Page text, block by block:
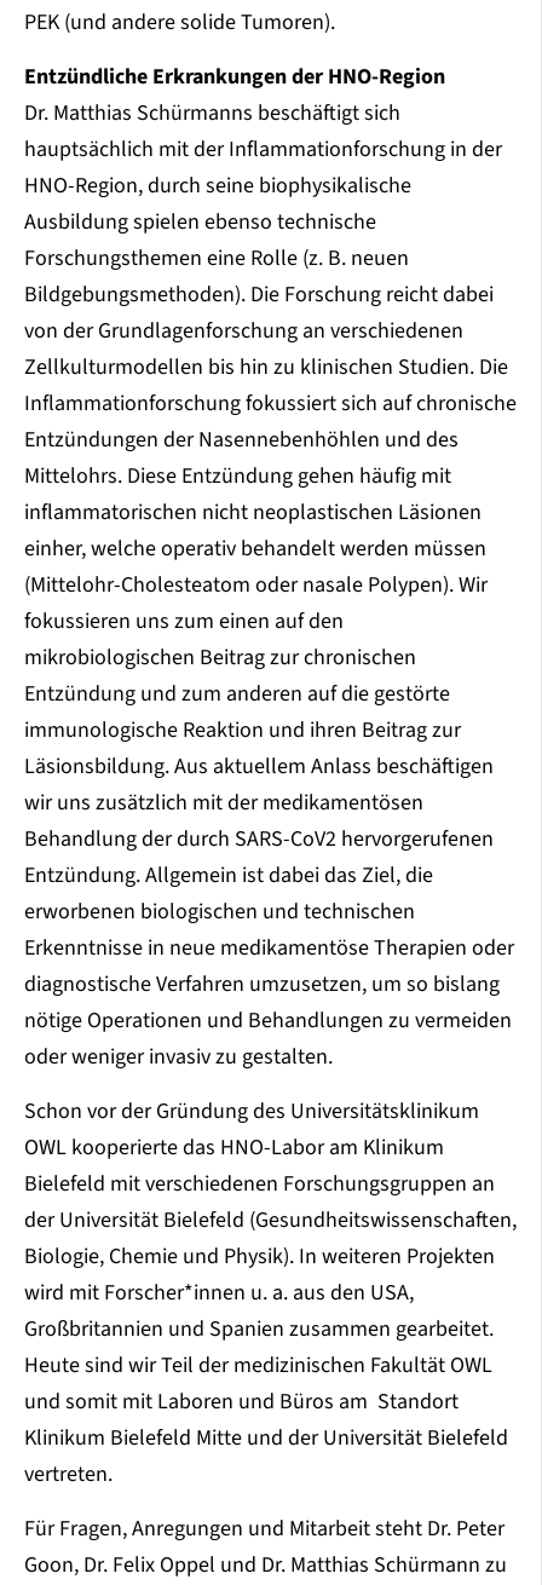
PEK (und andere solide Tumoren).
Entzündliche Erkrankungen der HNO-Region
Dr. Matthias Schürmanns beschäftigt sich
hauptsächlich mit der Inflammationforschung in der
HNO-Region, durch seine biophysikalische
Ausbildung spielen ebenso technische
Forschungsthemen eine Rolle (z. B. neuen
Bildgebungsmethoden). Die Forschung reicht dabei
von der Grundlagenforschung an verschiedenen
Zellkulturmodellen bis hin zu klinischen Studien. Die
Inflammationforschung fokussiert sich auf chronische
Entzündungen der Nasennebenhöhlen und des
Mittelohrs. Diese Entzündung gehen häufig mit
inflammatorischen nicht neoplastischen Läsionen
einher, welche operativ behandelt werden müssen
(Mittelohr-Cholesteatom oder nasale Polypen). Wir
fokussieren uns zum einen auf den
mikrobiologischen Beitrag zur chronischen
Entzündung und zum anderen auf die gestörte
immunologische Reaktion und ihren Beitrag zur
Läsionsbildung. Aus aktuellem Anlass beschäftigen
wir uns zusätzlich mit der medikamentösen
Behandlung der durch SARS-CoV2 hervorgerufenen
Entzündung. Allgemein ist dabei das Ziel, die
erworbenen biologischen und technischen
Erkenntnisse in neue medikamentöse Therapien oder
diagnostische Verfahren umzusetzen, um so bislang
nötige Operationen und Behandlungen zu vermeiden
oder weniger invasiv zu gestalten.
Schon vor der Gründung des Universitätsklinikum
OWL kooperierte das HNO-Labor am Klinikum
Bielefeld mit verschiedenen Forschungsgruppen an
der Universität Bielefeld (Gesundheitswissenschaften,
Biologie, Chemie und Physik). In weiteren Projekten
wird mit Forscher*innen u. a. aus den USA,
Großbritannien und Spanien zusammen gearbeitet.
Heute sind wir Teil der medizinischen Fakultät OWL
und somit mit Laboren und Büros am Standort
Klinikum Bielefeld Mitte und der Universität Bielefeld
vertreten.
Für Fragen, Anregungen und Mitarbeit steht Dr. Peter
Goon, Dr. Felix Oppel und Dr. Matthias Schürmann zu